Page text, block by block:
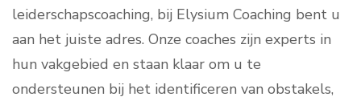
leiderschapscoaching, bij Elysium Coaching bent u
aan het juiste adres. Onze coaches zijn experts in
hun vakgebied en staan klaar om u te
ondersteunen bij het identificeren van obstakels,